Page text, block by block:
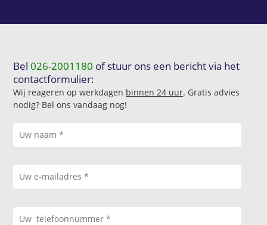
Bel026-2001180 of stuur ons een bericht via het
contactformulier:
Wij reageren op werkdagen binnen 24 uur. Gratis advies
nodig? Bel ons vandaag nog!